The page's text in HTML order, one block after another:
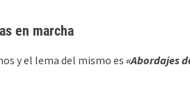
en marcha
y el lema del mismo es «Abordajes